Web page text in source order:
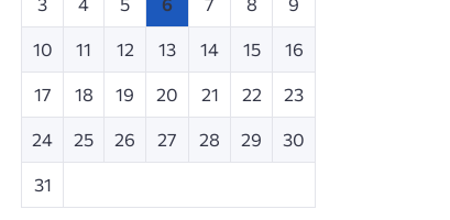
3 4 5 6 7 8 9
10 11 12 13 14 15 16
17 18 19 20 21 22 23
24 25 26 27 28 29 30
31